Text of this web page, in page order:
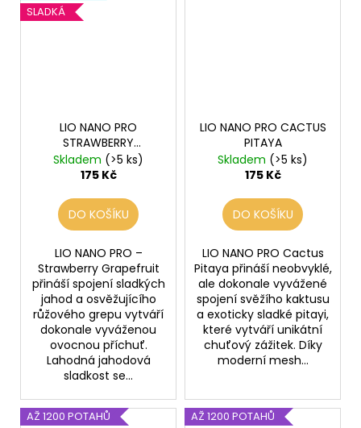
SLADKÁ
LIO NANO PRO
STRAWBERRY
GRAPEFRUIT
Skladem (>5 ks)
175 Kč
DO KOŠÍKU
LIO NANO PRO –
Strawberry Grapefruit
přináší spojení sladkých
jahod a osvěžujícího
růžového grepu vytváří
dokonale vyváženou
ovocnou příchuť.
Lahodná jahodová
sladkost se...
LIO NANO PRO CACTUS
PITAYA
Skladem (>5 ks)
175 Kč
DO KOŠÍKU
LIO NANO PRO Cactus
Pitaya přináší neobvyklé,
ale dokonale vyvážené
spojení svěžího kaktusu
a exoticky sladké pitayi,
které vytváří unikátní
chuťový zážitek. Díky
moderní mesh...
AŽ 1200 POTAHŮ
AŽ 1200 POTAHŮ